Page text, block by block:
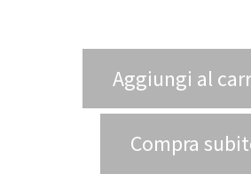
Aggiungi al
Compra